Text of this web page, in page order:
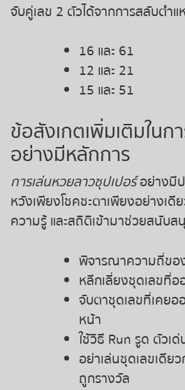
จับคู่เลข 2 ตัวได้จากการสลับตำแ
16 และ 61
12 และ 21
15 และ 51
ข้อสังเกตเพิ่มเติมในก
อย่างมีหลักการ
การเล่นหวยลาวซุปเปอร์อย่างมีป
หวังเพียงโชคชะตาเพียงอย่างเดี
ความรู้ และสถิติเข้ามาช่วยสนับส
พิจารณาความถี่ขอ
หลีกเลี่ยงชุดเลขที่
จับตาชุดเลขที่เคย
หน้า
ใช้วิธี Run รูด ตัวเ
อย่าเล่นชุดเลขเดีย
ถูกรางวัล